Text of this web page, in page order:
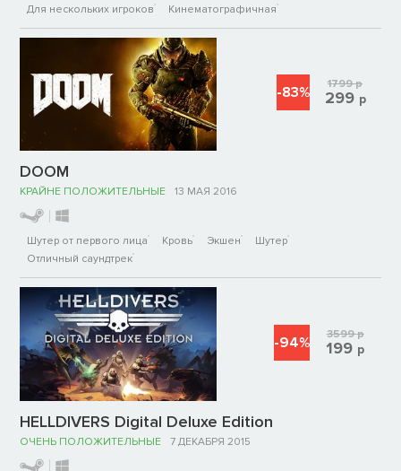
Для нескольких игроков
Кинематографичная
DOOM
КРАЙНЕ ПОЛОЖИТЕЛЬНЫЕ 13 МАЯ 2016
Шутер от первого лица Кровь Экшен
Шутер
Отличный саундтрек
-83% 1799р
299 р
HELLDIVERS Digital Deluxe Edition
ОЧЕНЬ ПОЛОЖИТЕЛЬНЫЕ 7 ДЕКАБРЯ 2015
-94% 3599р
199 р